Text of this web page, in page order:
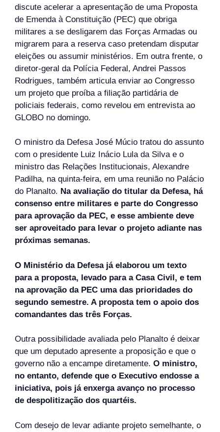
discute acelerar a apresentação de uma Proposta
de Emenda à Constituição (PEC) que obriga
militares a se desligarem das Forças Armadas ou
migrarem para a reserva caso pretendam disputar
eleições ou assumir ministérios. Em outra frente, o
diretor-geral da Polícia Federal, Andrei Passos
Rodrigues, também articula enviar ao Congresso
um projeto que proíba a filiação partidária de
policiais federais, como revelou em entrevista ao
GLOBO no domingo.
O ministro da Defesa José Múcio tratou do assunto
com o presidente Luiz Inácio Lula da Silva e o
ministro das Relações Institucionais, Alexandre
Padilha, na quinta-feira, em uma reunião no Palácio
do Planalto. Na avaliação do titular da Defesa, há
consenso entre militares e parte do Congresso
para aprovação da PEC, e esse ambiente deve
ser aproveitado para levar o projeto adiante nas
próximas semanas.
O Ministério da Defesa já elaborou um texto
para a proposta, levado para a Casa Civil, e tem
na aprovação da PEC uma das prioridades do
segundo semestre. A proposta tem o apoio dos
comandantes das três Forças.
Outra possibilidade avaliada pelo Planalto é deixar
que um deputado apresente a proposição e que o
governo não a encampe diretamente. O ministro,
no entanto, defende que o Executivo endosse a
iniciativa, pois já enxerga avanço no processo
de despolitização dos quartéis.
Com desejo de levar adiante projeto semelhante, o